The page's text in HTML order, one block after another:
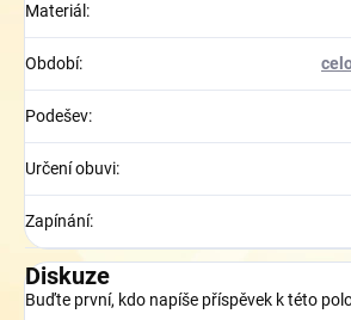
Materiál :
Období:
Podešev:
Určení obuvi:
Zapínání:
Diskuze
Buďte první, kdo napíše příspěvek k této